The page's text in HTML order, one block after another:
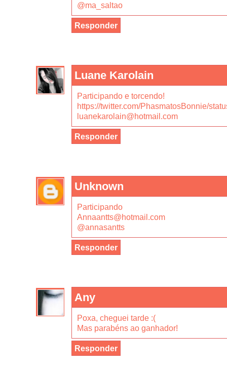
@ma_saltao
Responder
Luane Karolain
Participando e torcendo!
https://twitter.com/PhasmatosBonnie/
luanekarolain@hotmail.com
Responder
Unknown
Participando
Annaantts@hotmail.com
@annasantts
Responder
Any
Poxa, cheguei tarde :(
Mas parabéns ao ganhador!
Responder